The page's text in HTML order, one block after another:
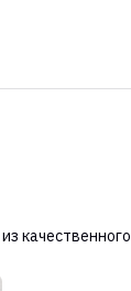
качественного